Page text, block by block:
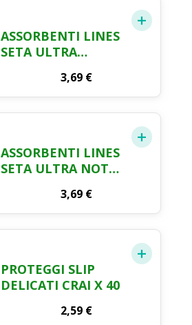
ASSORBENTI LINES
SETA ULTRA
3,69 €
ASSORBENTI LINES
SETA ULTRA NOTTE
3,69 €
PROTEGGI SLIP
DELICATI CRAI X 40
2,59 €